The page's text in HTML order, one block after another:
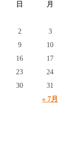
日 月
« 7月
2
3
9
10
16
17
23
24
30
31